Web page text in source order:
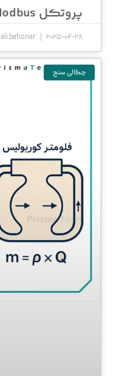
پروتکل Modbus
ali bahonar 2025-04-28
چگالی سنج